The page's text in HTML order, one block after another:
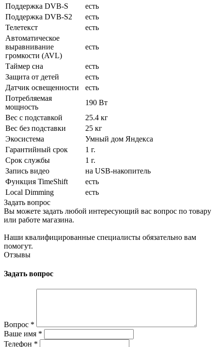
Поддержка DVB-S
есть
Поддержка DVB-S2
есть
Телетекст
есть
Автоматическое
выравнивание
громкости (AVL)
есть
Таймер сна
есть
Защита от детей
есть
Датчик освещенности
есть
Потребляемая
мощность
190 Вт
Вес с подставкой
25.4 кг
Вес без подставки
25 кг
Экосистема
Умный дом Яндекса
Гарантийный срок
1 г.
Срок службы
1 г.
Запись видео
на USB-накопитель
Функция TimeShift
есть
Local Dimming
есть
Задать вопрос
Вы можете задать любой интересующий вас вопрос по товару
или работе магазина.
Наши квалифицированные специалисты обязательно вам
помогут.
Отзывы
Задать вопрос
Вопрос *
Ваше имя *
Телефон *